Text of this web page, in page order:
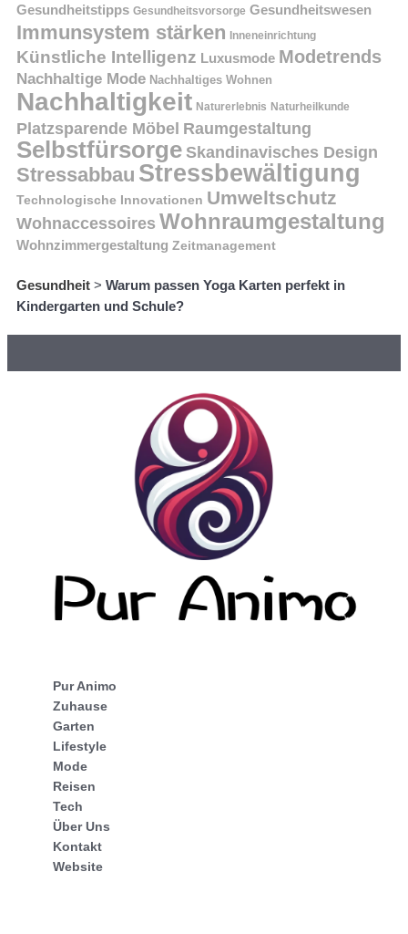
Gesundheitstipps Gesundheitsvorsorge Gesundheitswesen
Immunsystem stärken Inneneinrichtung
Künstliche Intelligenz Luxusmode Modetrends
Nachhaltige Mode Nachhaltiges Wohnen
Nachhaltigkeit Naturerlebnis Naturheilkunde
Platzsparende Möbel Raumgestaltung
Selbstfürsorge Skandinavisches Design
Stressabbau Stressbewältigung
Technologische Innovationen Umweltschutz
Wohnaccessoires Wohnraumgestaltung
Wohnzimmergestaltung Zeitmanagement
Gesundheit > Warum passen Yoga Karten perfekt in
Kindergarten und Schule?
Pur Animo
Zuhause
Garten
Lifestyle
Mode
Reisen
Tech
Über Uns
Kontakt
Website